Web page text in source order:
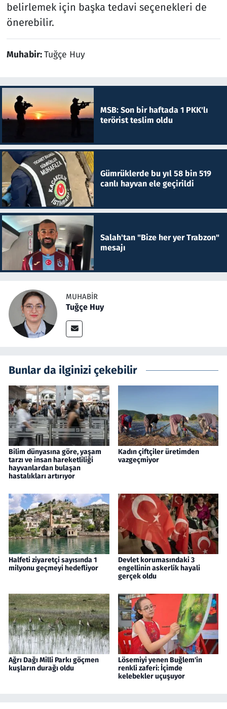
belirlemek için başka tedavi seçenekleri de
önerebilir.
Muhabir:Tuğçe Huy
MSB: Son bir haftada 1 PKK'lı
terörist teslim oldu
Gümrüklerde bu yıl 58 bin 519
canlı hayvan ele geçirildi
Salah'tan "Bize her yer Trabzon"
mesajı
MUHABIR
Tuğçe Huy
Bunlar da ilginizi çekebilir
Bilim dünyasına göre, yaşam
tarzı ve insan hareketliliği
hayvanlardan bulaşan
hastalıkları artırıyor
Kadın çiftçiler üretimden
vazgeçmiyor
Halfeti ziyaretçi sayısında 1
milyonu geçmeyi hedefliyor
Devlet korumasındaki 3
engellinin askerlik hayali
gerçek oldu
Ağrı Dağı Milli Parkı göçmen
kuşların durağı oldu
Lösemiyi yenen Buğlem'in
renkli zaferi: İçimde
kelebekler uçuşuyor